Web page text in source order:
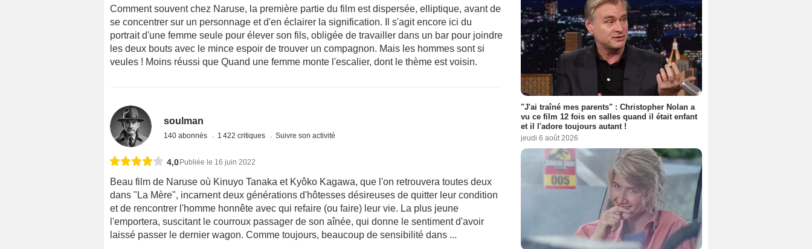
Comment souvent chez Naruse, la première partie du film est dispersée, elliptique, avant de
se concentrer sur un personnage et d'en éclairer la signification. Il s'agit encore ici du
portrait d'une femme seule pour élever son fils, obligée de travailler dans un bar pour joindre
les deux bouts avec le mince espoir de trouver un compagnon. Mais les hommes sont si
veules ! Moins réussi que Quand une femme monte l'escalier, dont le thème est voisin.
soulman
140 abonnés 1 422 critiques Suivre son activité
4,0Publiée le 16 juin 2022
Beau film de Naruse où Kinuyo Tanaka et Kyôko Kagawa, que l'on retrouvera toutes deux
dans "La Mère", incarnent deux générations d'hôtesses désireuses de quitter leur condition
et de rencontrer l'homme honnête avec qui refaire (ou faire) leur vie. La plus jeune
l'emportera, suscitant le courroux passager de son aînée, qui donne le sentiment d'avoir
laissé passer le dernier wagon. Comme toujours, beaucoup de sensibilité dans ...
"J'ai traîné mes parents" : Christopher Nolan a
vu ce film 12 fois en salles quand il était enfant
et il l'adore toujours autant !
jeudi 6 août 2026